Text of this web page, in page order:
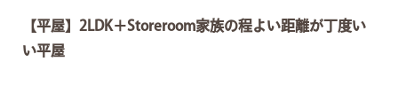
【平屋】2LDK＋Storeroom家族の程よい距離が丁度い
い平屋